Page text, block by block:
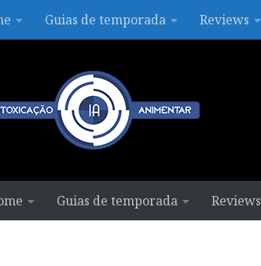
Guias de temporada Reviews
Guias de temporada Reviews